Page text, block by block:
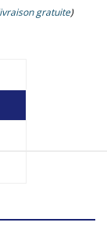
gratuite)